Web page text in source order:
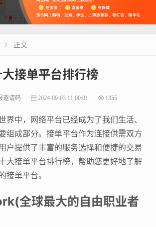
 正文
大接单平台排行榜
邀请码 2024-09-03 11:00:01 1355
界中，网络平台已经成为了我们生活、
组成部分。接单平台作为连接供需双方
户提供了丰富的服务选择和便捷的交易
大接单平台排行榜，帮助您更好地了解
接单平台。
全球最大的自由职业者